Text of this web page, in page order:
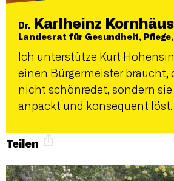
Dr. Karlheinz Kornhäusl
Landesrat für Gesundheit,
Ich unterstütze Kurt
einen Bürgermeister braucht,
nicht schönredet, sondern
anpackt und konsequent löst.
Teilen